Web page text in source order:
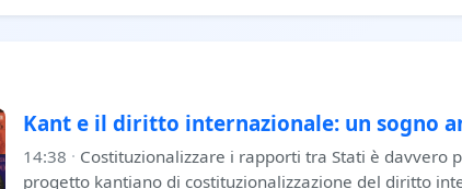
Kant e il diritto internazionale: un sogno
14:38 · Costituzionalizzare i rapporti tra Stati è davvero
progetto kantiano di costituzionalizzazione del diritto